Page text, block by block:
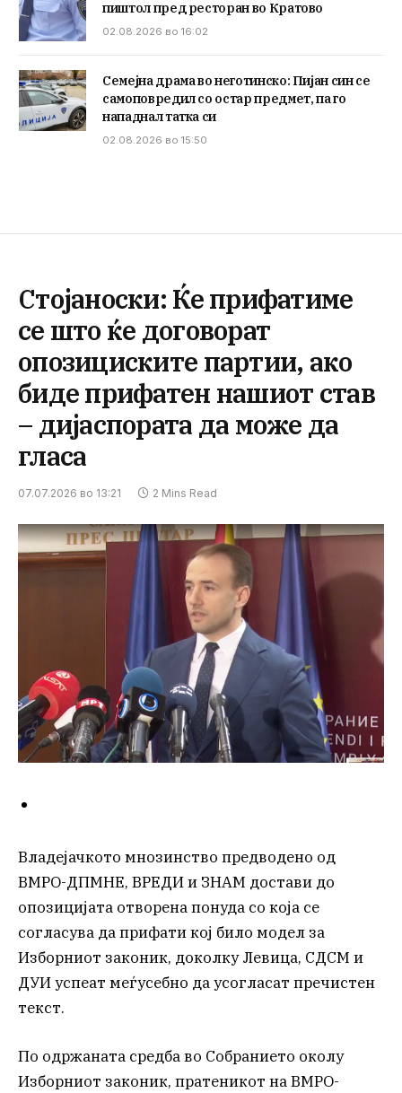
пиштол пред ресторан во Кратово
02.08.2026 во 16:02
Семејна драма во неготинско: Пијан син се
самоповредил со остар предмет, па го
нападнал татка си
02.08.2026 во 15:50
Стојаноски: Ќе прифатиме
се што ќе договорат
опозициските партии, ако
биде прифатен нашиот став
– дијаспората да може да
гласа
07.07.2026 во 13:21 2 Mins Read
Владејачкото мнозинство предводено од
ВМРО-ДПМНЕ, ВРЕДИ и ЗНАМ достави до
опозицијата отворена понуда со која се
согласува да прифати кој било модел за
Изборниот законик, доколку Левица, СДСМ и
ДУИ успеат меѓусебно да усогласат пречистен
текст.
По одржаната средба во Собранието околу
Изборниот законик, пратеникот на ВМРО-